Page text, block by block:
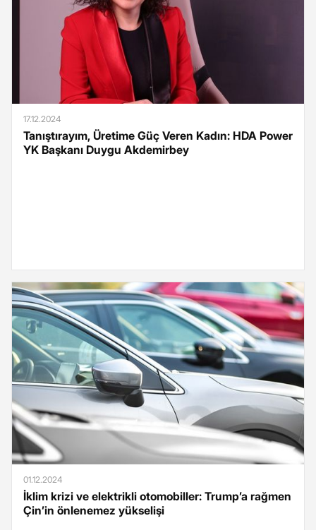
17.12.2024
Tanıştırayım, Üretime Güç Veren Kadın: HDA Power
YK Başkanı Duygu Akdemirbey
01.12.2024
İklim krizi ve elektrikli otomobiller: Trump’a rağmen
Çin’in önlenemez yükselişi